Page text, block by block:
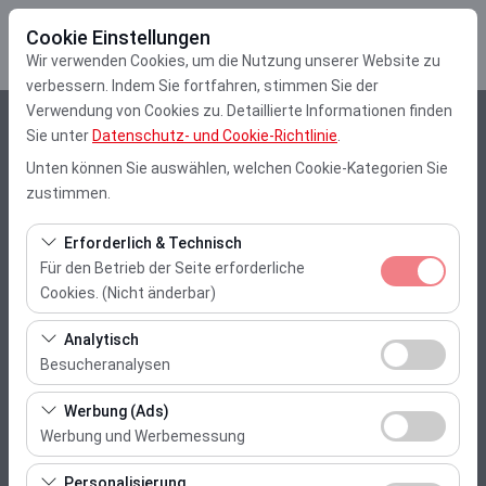
Cookie Einstellungen
Wir verwenden Cookies, um die Nutzung unserer Website zu
verbessern. Indem Sie fortfahren, stimmen Sie der
Verwendung von Cookies zu. Detaillierte Informationen finden
Sie unter Datenschutz- und Cookie-Richtlinie
Unten können Sie auswählen, welchen Cookie-Kategorien Sie
zustimmen.
Erforderlich & Technisch
Für den Betrieb der Seite erforderliche
Cookies. (Nicht änderbar)
Diese Cookies sind für das ordnungsgemäße
Funktionieren der Website, die Sicherheit, die
Sitzungsverwaltung und grundlegende Funktionen
erforderlich. Sie können nicht deaktiviert werden.
Analytisch
Besucheranalysen
Diese Cookies ermöglichen es uns, zu analysieren, wie
unsere Website genutzt wird (Besucherzahl,
meistbesuchte Seiten, Nutzerverhalten). Diese Daten
werden verwendet, um die Leistung der Website zu
Werbung (Ads)
Werbung und Werbemessung
Diese Cookies ermöglichen es uns, Ihnen auf Ihre
Abholstation
Muğla Gocek
Eine andere Rückgabestation auswählen
Abholdatum & Zeit
Rückgabedatum & Zeit